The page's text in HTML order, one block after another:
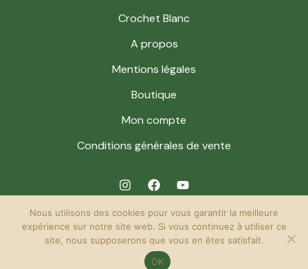
Crochet Blanc
A propos
Mentions légales
Boutique
Mon compte
Conditions générales de vente
© 2026 Crochet Blanc. Powered by Crochet Blanc.
Nous utilisons des cookies pour vous garantir la meilleure
expérience sur notre site web. Si vous continuez à utiliser ce
site, nous supposerons que vous en êtes satisfait.
OK